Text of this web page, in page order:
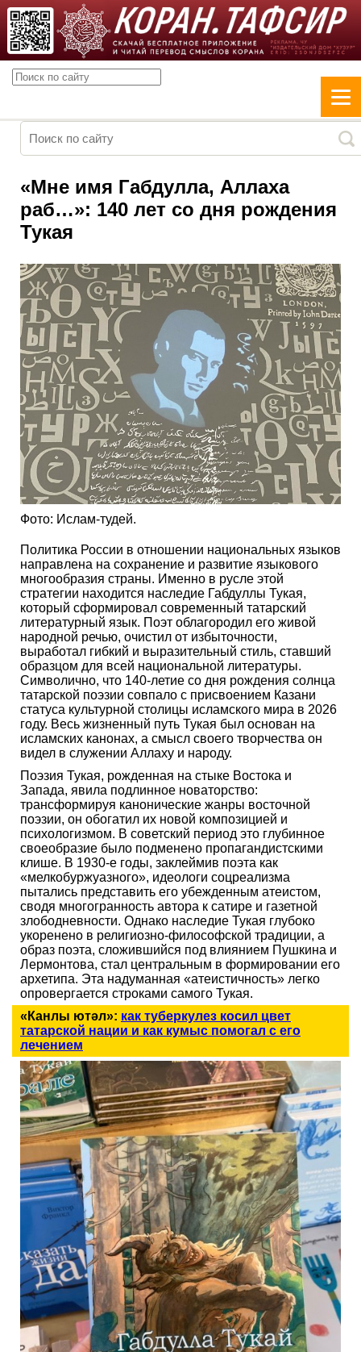
«Мне имя Габдулла, Аллаха
раб…»: 140 лет со дня рождения
Тукая
Фото: Ислам-тудей.
Политика России в отношении национальных языков
направлена на сохранение и развитие языкового
многообразия страны. Именно в русле этой
стратегии находится наследие Габдуллы Тукая,
который сформировал современный татарский
литературный язык. Поэт облагородил его живой
народной речью, очистил от избыточности,
выработал гибкий и выразительный стиль, ставший
образцом для всей национальной литературы.
Символично, что 140-летие со дня рождения солнца
татарской поэзии совпало с присвоением Казани
статуса культурной столицы исламского мира в 2026
году. Весь жизненный путь Тукая был основан на
исламских канонах, а смысл своего творчества он
видел в служении Аллаху и народу.
Поэзия Тукая, рожденная на стыке Востока и
Запада, явила подлинное новаторство:
трансформируя канонические жанры восточной
поэзии, он обогатил их новой композицией и
психологизмом. В советский период это глубинное
своеобразие было подменено пропагандистскими
клише. В 1930-е годы, заклеймив поэта как
«мелкобуржуазного», идеологи соцреализма
пытались представить его убежденным атеистом,
сводя многогранность автора к сатире и газетной
злободневности. Однако наследие Тукая глубоко
укоренено в религиозно-философской традиции, а
образ поэта, сложившийся под влиянием Пушкина и
Лермонтова, стал центральным в формировании его
архетипа. Эта надуманная «атеистичность» легко
опровергается строками самого Тукая.
«Канлы ютәл»: как туберкулез косил цвет
татарской нации и как кумыс помогал с его
лечением